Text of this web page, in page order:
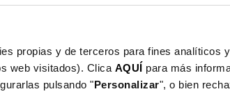
propias y de terceros para fines analíticos
web visitados). Clica AQUÍ para más
pulsando "Personalizar", o bien